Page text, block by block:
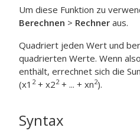
Um diese Funktion zu
Berechnen > Rechner aus.
Quadriert jeden Wert und
quadrierten Werte. Wenn
enthält, errechnet sich die
(x1 2+ x22+ ... + xn2).
Syntax